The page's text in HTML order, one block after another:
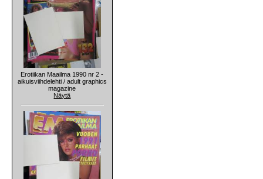
Erotiikan Maailma 1990 nr 2 -
aikuisviihdelehti / adult graphics
magazine
Näytä